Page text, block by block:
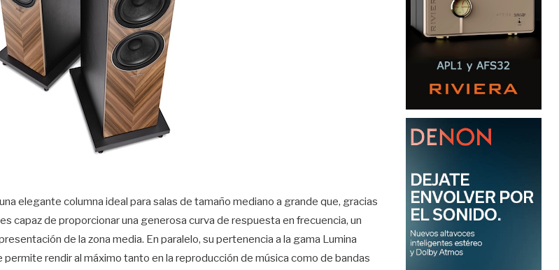
elegante columna ideal para salas de tamaño mediano a grande que, gracias
capaz de proporcionar una generosa curva de respuesta en frecuencia, un
de la zona media. En paralelo, su pertenencia a la gama Lumina
permite rendir al máximo tanto en la reproducción de música como de bandas